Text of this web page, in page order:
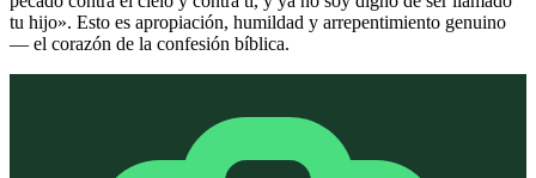
tu hijo». Esto es apropiación, humildad y arrepentimiento genuino
— el corazón de la confesión bíblica.